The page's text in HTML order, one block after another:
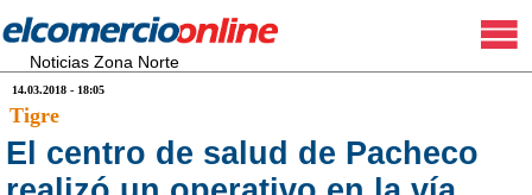
Noticias Zona Norte
14.03.2018 - 18:05
Tigre
El centro de salud de Pacheco